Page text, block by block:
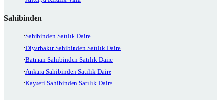
Sahibinden
Sahibinden Satılık Daire
Diyarbakır Sahibinden Satılık Daire
Batman Sahibinden Satılık Daire
Ankara Sahibinden Satılık Daire
Kayseri Sahibinden Satılık Daire